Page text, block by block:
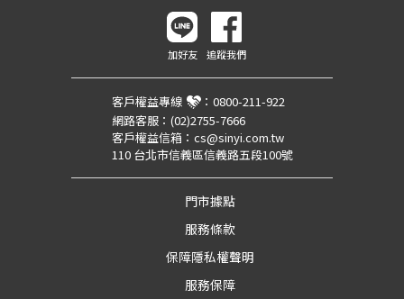
加好友 追蹤我們
客戶權益專線 ： 0800-211-922
網路客服： (02)2755-7666
客戶權益信箱： cs@sinyi.com.tw
110 台北市信義區信義路五段100號
門市據點
服務條款
保障隱私權聲明
服務保障